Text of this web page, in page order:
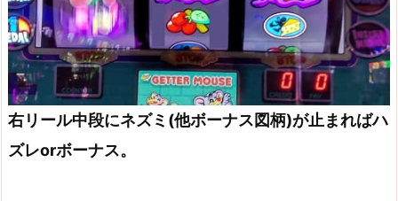
右リール中段にネズミ(他ボーナス図柄)が止まればハ
ズレorボーナス。